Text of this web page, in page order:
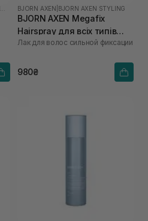
BJORN AXEN BJORN AXEN STYLING
BJORN AXEN Megafix
Hairspray для всіх типів
волосся 250 мл
Лак для волос сильной фиксации
980₴